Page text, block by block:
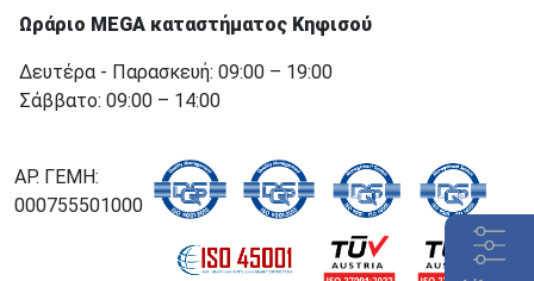
Ωράριο MEGA καταστήματος Κηφισού
Δευτέρα - Παρασκευή: 09:00 – 19:00
Σάββατο: 09:00 – 14:00
ΑΡ. ΓΕΜΗ:
000755501000